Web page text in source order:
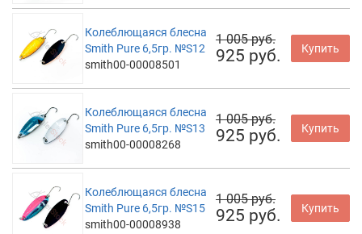
Колеблющаяся блесна
Smith Pure 6,5гр. №S12
smith00-00008501
1 005 руб.
925 руб. Купить
Колеблющаяся блесна
Smith Pure 6,5гр. №S13
smith00-00008268
1 005 руб.
925 руб. Купить
Колеблющаяся блесна
Smith Pure 6,5гр. №S15
smith00-00008938
1 005 руб.
925 руб. Купить